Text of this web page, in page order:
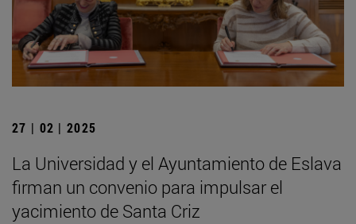
27 | 02 | 2025
La Universidad y el Ayuntamiento de Eslava
firman un convenio para impulsar el
yacimiento de Santa Criz